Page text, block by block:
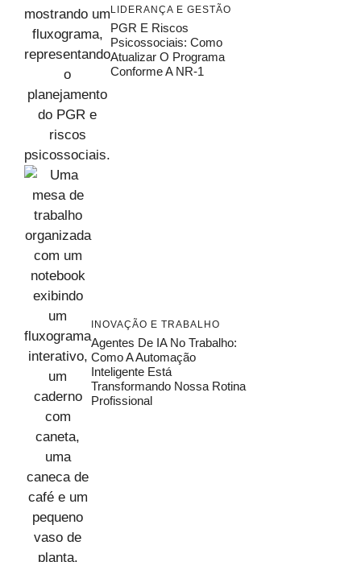
LIDERANÇA E GESTÃO
PGR E Riscos
Psicossociais: Como
Atualizar O Programa
Conforme A NR-1
INOVAÇÃO E TRABALHO
Agentes De IA No Trabalho:
Como A Automação
Inteligente Está
Transformando Nossa Rotina
Profissional